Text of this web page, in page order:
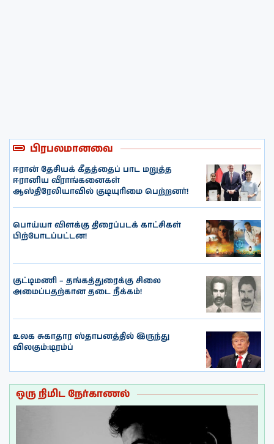
பிரபலமானவை
ஈரான் தேசியக் கீதத்தைப் பாட மறுத்த
ஈரானிய வீராங்கனைகள்
ஆஸ்திரேலியாவில் குடியுரிமை பெற்றனர்!
பொய்யா விளக்கு திரைப்படக் காட்சிகள்
பிற்போடப்பட்டன!
குட்டிமணி – தங்கத்துரைக்கு சிலை
அமைப்பதற்கான தடை நீக்கம்!
உலக சுகாதார ஸ்தாபனத்தில் இருந்து
விலகும்:டிரம்ப்
ஒரு நிமிட நேர்காணல்